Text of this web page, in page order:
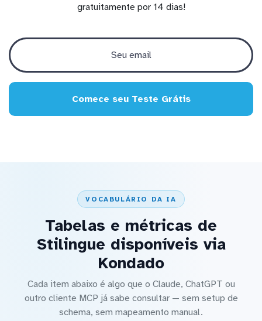
gratuitamente por 14 dias!
Comece seu Teste Grátis
VOCABULÁRIO DA IA
Tabelas e métricas de
Stilingue disponíveis via
Kondado
Cada item abaixo é algo que o Claude, ChatGPT ou
outro cliente MCP já sabe consultar — sem setup de
schema, sem mapeamento manual.